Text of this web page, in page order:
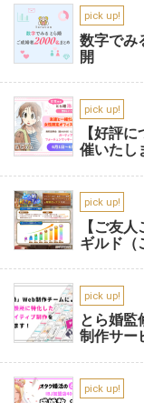
pick up!
数字でみ
開
pick up!
【好評
催いたし
pick up!
【ご友
ギルド（
pick up!
とら婚監
制作サー
pick up!